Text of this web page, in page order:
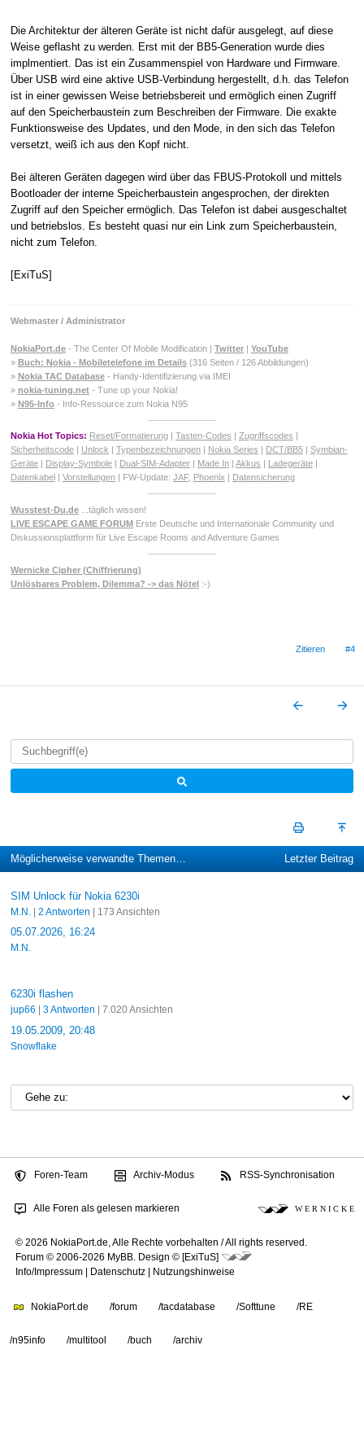
Die Architektur der älteren Geräte ist nicht dafür ausgelegt, auf diese
Weise geflasht zu werden. Erst mit der BB5-Generation wurde dies
implmentiert. Das ist ein Zusammenspiel von Hardware und Firmware.
Über USB wird eine aktive USB-Verbindung hergestellt, d.h. das Telefon
ist in einer gewissen Weise betriebsbereit und ermöglich einen Zugriff
auf den Speicherbaustein zum Beschreiben der Firmware. Die exakte
Funktionsweise des Updates, und den Mode, in den sich das Telefon
versetzt, weiß ich aus den Kopf nicht.
Bei älteren Geräten dagegen wird über das FBUS-Protokoll und mittels
Bootloader der interne Speicherbaustein angesprochen, der direkten
Zugriff auf den Speicher ermöglich. Das Telefon ist dabei ausgeschaltet
und betriebslos. Es besteht quasi nur ein Link zum Speicherbaustein,
nicht zum Telefon.
[ExiTuS]
Webmaster / Administrator
NokiaPort.de- The Center Of Mobile Modification | Twitter| YouTube
» Buch: Nokia - Mobiletelefone im Details(316 Seiten / 126 Abbildungen)
» Nokia TAC Database- Handy-Identifizierung via IMEI
» nokia-tuning.net- Tune up your Nokia!
» N95-Info - Info-Ressource zum Nokia N95
Nokia Hot Topics: Reset/Formatierung| Tasten-Codes Zugriffscodes
Sicherheitscode| Unlock Typenbezeichnungen| Nokia Series DCT/BB5| Symbian-
Geräte| Display-Symbole| Dual-SIM-Adapter| Made In| Akkus Ladegeräte|
Datenkabel
Vorstellungen| FW-Update: JAF, Phoenix Datensicherung
Wusstest-Du.de...täglich wissen!
LIVE ESCAPE GAME FORUMErste Deutsche und Internationale Community und
Diskussionsplattform für Live Escape Rooms and Adventure Games
Wernicke Cipher (Chiffrierung)
Unlösbares Problem, Dilemma? -> das Nötel:-)
Zitieren #4
Möglicherweise verwandte Themen… Letzter Beitrag
SIM Unlock für Nokia 6230i
M.N. 2 Antworten | 173 Ansichten
05.07.2026, 16:24
M.N.
6230i flashen
jup66 3 Antworten | 7.020 Ansichten
19.05.2009, 20:48
Snowflake
Foren-Team Archiv-Modus RSS-Synchronisation
Alle Foren als gelesen markieren W E R N I C K E
© 2026 NokiaPort.de, Alle Rechte vorbehalten /All rights reserved.
Forum © 2006-2026 MyBB
Design © [ExiTuS]
Info/Impressum
Datenschutz Nutzungshinweise
NokiaPort.de /forum /tacdatabase /Softtune /RE
/n95info /multitool /buch /archiv